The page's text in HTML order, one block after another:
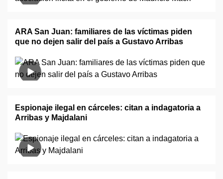
ARA San Juan: familiares de las víctimas piden
que no dejen salir del país a Gustavo Arribas
Espionaje ilegal en cárceles: citan a indagatoria a
Arribas y Majdalani